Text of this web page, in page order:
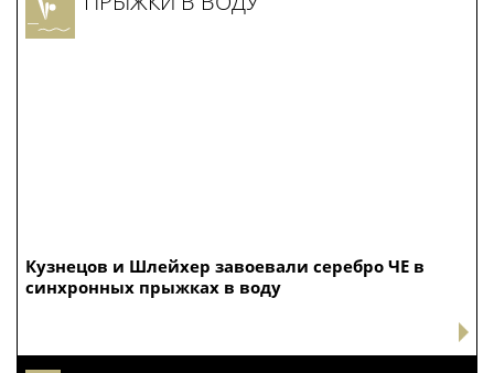
Кузнецов и Шлейхер завоевали серебро ЧЕ в
синхронных прыжках в воду